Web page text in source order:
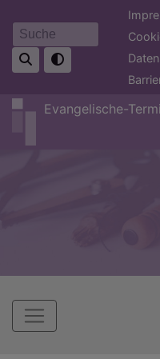
zum
Inhalt
Suche
Evangelische-